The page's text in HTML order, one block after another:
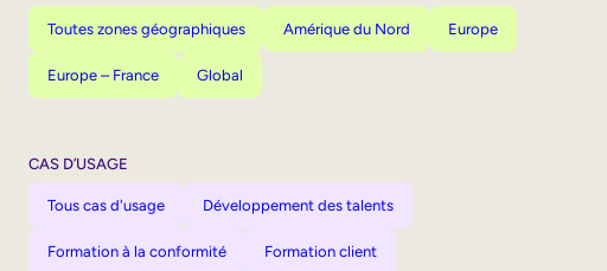
Toutes zones géographiques Amérique du Nord Europe
Europe – France Global
CAS D’USAGE
Tous cas d'usage Développement des talents
Formation à la conformité Formation client